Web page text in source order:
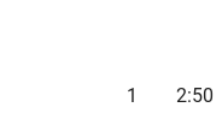
1 2:50